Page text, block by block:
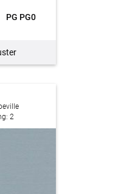
PG PG0
2